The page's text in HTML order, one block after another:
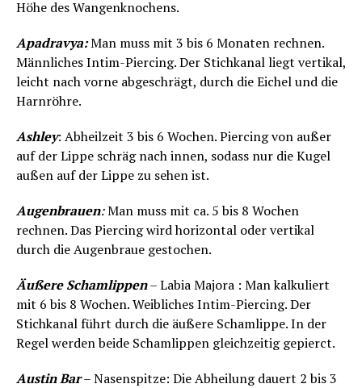
Höhe des Wangenknochens.
Apadravya:Man muss mit 3 bis 6 Monaten rechnen.
Männliches Intim-Piercing. Der Stichkanal liegt vertikal,
leicht nach vorne abgeschrägt, durch die Eichel und die
Harnröhre.
Ashley: Abheilzeit 3 bis 6 Wochen. Piercing von außer
auf der Lippe schräg nach innen, sodass nur die Kugel
außen auf der Lippe zu sehen ist.
Augenbrauen:Man muss mit ca. 5 bis 8 Wochen
rechnen. Das Piercing wird horizontal oder vertikal
durch die Augenbraue gestochen.
Äußere Schamlippen– Labia Majora : Man kalkuliert
mit 6 bis 8 Wochen. Weibliches Intim-Piercing. Der
Stichkanal führt durch die äußere Schamlippe. In der
Regel werden beide Schamlippen gleichzeitig gepierct.
Austin Bar– Nasenspitze: Die Abheilung dauert 2 bis 3